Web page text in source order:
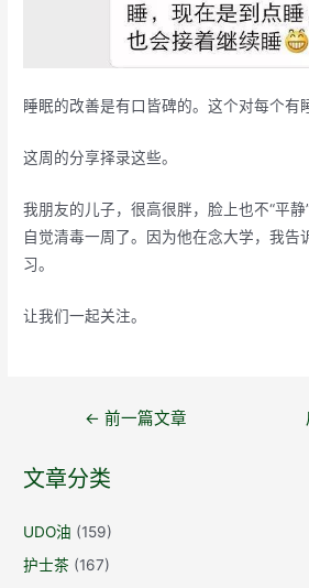
睡眠的改善是有口皆碑的。这个对每个有
这周的分享择录这些。
我朋友的儿子，很高很胖，脸上也不“平
自觉清毒一周了。因为他在念大学，我告
习。
让我们一起关注。
导
航
← 前一篇文章
文章分类
UDO油 (159)
护士茶 (167)